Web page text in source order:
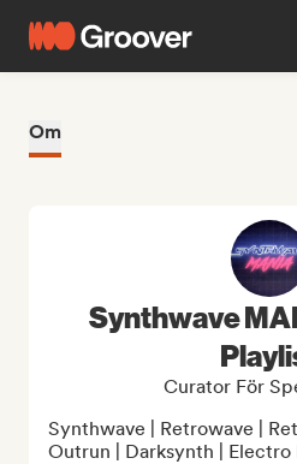
Om
Synthwave
Curator För
Synthwave | Retrowave |
Outrun | Darksynth | Electro